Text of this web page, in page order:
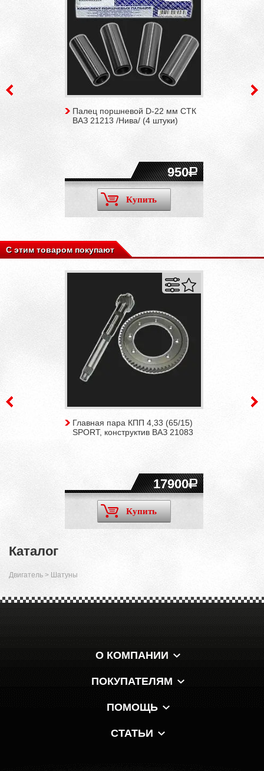
Палец поршневой D-22 мм СТК
ВАЗ 21213 /Нива/ (4 штуки)
950
Купить
С этим товаром покупают
Главная пара КПП 4,33 (65/15)
SPORT, конструктив ВАЗ 21083
17900
Купить
Каталог
Двигатель > Шатуны
О КОМПАНИИ
ПОКУПАТЕЛЯМ
ПОМОЩЬ
СТАТЬИ